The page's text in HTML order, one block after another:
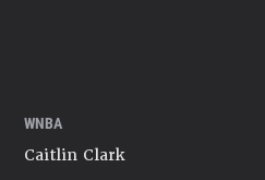
WNBA
Caitlin Clark